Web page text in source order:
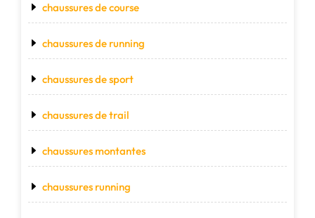
chaussures de course
chaussures de running
chaussures de sport
chaussures de trail
chaussures montantes
chaussures running